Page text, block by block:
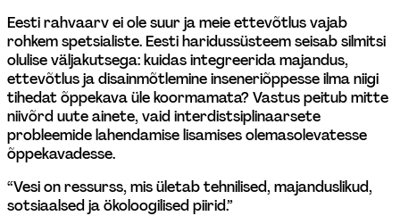
Eesti rahvaarv ei ole suur ja meie ettevõtlus vajab
rohkem spetsialiste. Eesti haridussüsteem seisab silmitsi
olulise väljakutsega: kuidas integreerida majandus,
ettevõtlus ja disainmõtlemine inseneriõppesse ilma niigi
tihedat õppekava üle koormamata? Vastus peitub mitte
niivõrd uute ainete, vaid interdistsiplinaarsete
probleemide lahendamise lisamises olemasolevatesse
õppekavadesse.
“Vesi on ressurss, mis ületab tehnilised, majanduslikud,
sotsiaalsed ja ökoloogilised piirid.”